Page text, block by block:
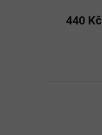
440 Kč